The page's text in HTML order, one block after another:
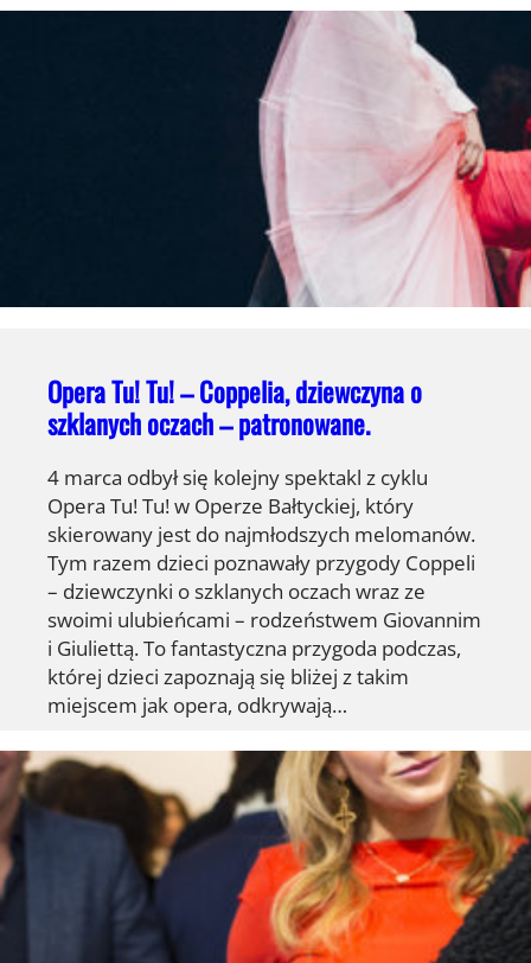
Opera Tu! Tu! – Coppelia, dziewczyna o
szklanych oczach – patronowane.
4 marca odbył się kolejny spektakl z cyklu
Opera Tu! Tu! w Operze Bałtyckiej, który
skierowany jest do najmłodszych melomanów.
Tym razem dzieci poznawały przygody Coppeli
– dziewczynki o szklanych oczach wraz ze
swoimi ulubieńcami – rodzeństwem Giovannim
i Giuliettą. To fantastyczna przygoda podczas,
której dzieci zapoznają się bliżej z takim
miejscem jak opera, odkrywają…